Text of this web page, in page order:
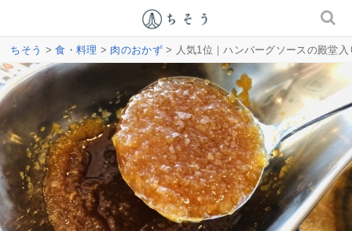
ちそう >食・料理 > 肉のおかず> 人気1位｜ハンバーグソースの殿堂